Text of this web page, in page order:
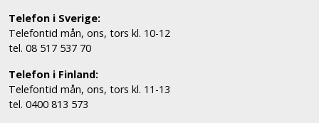
Telefon i Sverige:
Telefontid mån, ons, tors kl. 10-12
tel. 08 517 537 70
Telefon i Finland:
Telefontid mån, ons, tors kl. 11-13
tel. 0400 813 573